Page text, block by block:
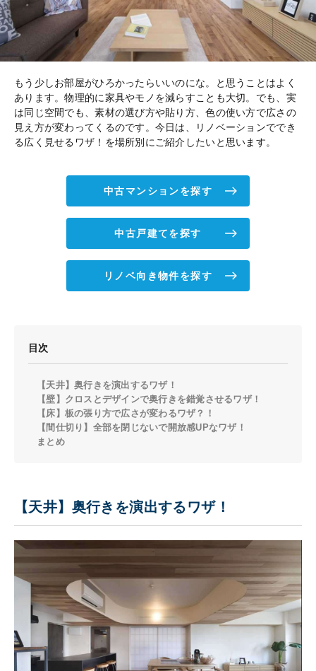
もう少しお部屋がひろかったらいいのにな。と思うことはよく
あります。物理的に家具やモノを減らすことも大切。でも、実
は同じ空間でも、素材の選び方や貼り方、色の使い方で広さの
見え方が変わってくるのです。今日は、リノベーションででき
る広く見せるワザ！を場所別にご紹介したいと思います。
中古マンションを探す
中古戸建てを探す
リノベ向き物件を探す
目次
【天井】奥行きを演出するワザ！
【壁】クロスとデザインで奥行きを錯覚させるワザ！
【床】板の張り方で広さが変わるワザ？！
【間仕切り】全部を閉じないで開放感UPなワザ！
まとめ
【天井】奥行きを演出するワザ！